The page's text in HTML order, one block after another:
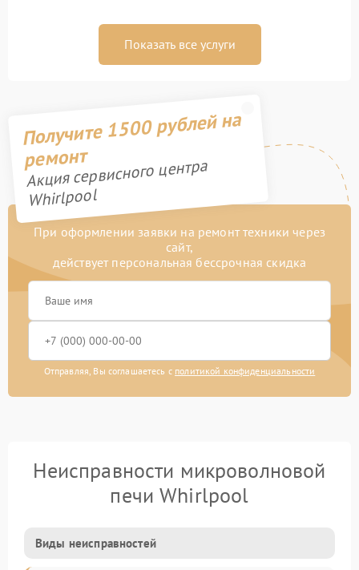
Показать все услуги
Получите 1500 рублей на
ремонт
Акция сервисного центра
Whirlpool
При оформлении заявки на ремонт техники через
сайт,
действует персональная бессрочная скидка
Отправляя, Вы соглашаетесь с политикой конфиденциальности
Неисправности микроволновой
печи Whirlpool
Виды неисправностей